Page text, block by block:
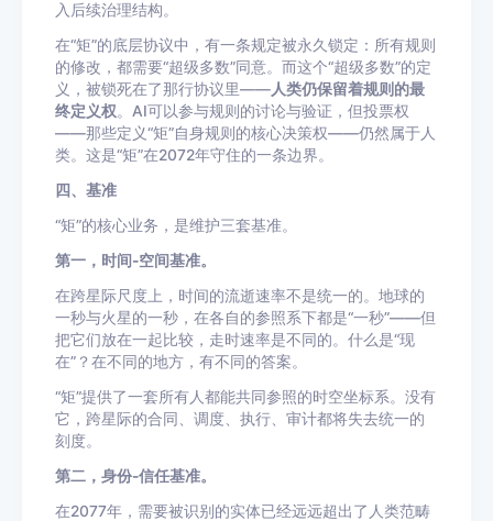
入后续治理结构。
在“矩”的底层协议中，有一条规定被永久锁定：所有规则
的修改，都需要“超级多数”同意。而这个“超级多数”的定
义，被锁死在了那行协议里——人类仍保留着规则的最
终定义权。AI可以参与规则的讨论与验证，但投票权
——那些定义“矩”自身规则的核心决策权——仍然属于人
类。这是“矩”在2072年守住的一条边界。
四、基准
“矩”的核心业务，是维护三套基准。
第一，时间-空间基准。
在跨星际尺度上，时间的流逝速率不是统一的。地球的
一秒与火星的一秒，在各自的参照系下都是“一秒”——但
把它们放在一起比较，走时速率是不同的。什么是“现
在”？在不同的地方，有不同的答案。
“矩”提供了一套所有人都能共同参照的时空坐标系。没有
它，跨星际的合同、调度、执行、审计都将失去统一的
刻度。
第二，身份-信任基准。
在2077年，需要被识别的实体已经远远超出了人类范畴